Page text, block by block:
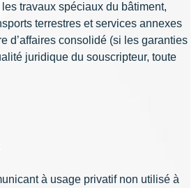
travaux spéciaux du bâtiment,
terrestres et services annexes
d’affaires consolidé (si les garanties
juridique du souscripteur, toute
à usage privatif non utilisé à